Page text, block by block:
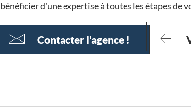
bénéficier d'une expertise à toutes les étapes de
Contacter l'agence !